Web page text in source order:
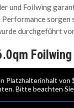
und Foilwing
durchgeführt
Platzhalterinhalt von
Bitte beachten